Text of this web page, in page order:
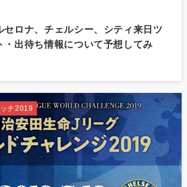
セロナ、チェルシー、シティ来日ツ
・出待ち情報について予想してみ
チ2019